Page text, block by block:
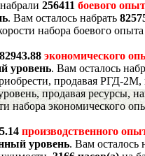
256411 боевого
. Вам осталось набрать
набора боевого
82943.88 экономического
уровень. Вам осталось
продавая РГД-2М,
продавая ресурсы,
набора экономического
производственного
уровень. Вам осталось